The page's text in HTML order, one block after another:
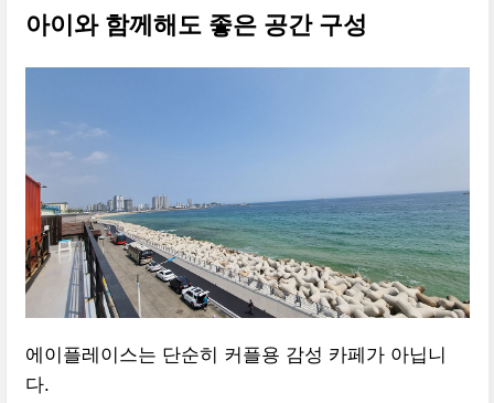
아이와 함께해도 좋은 공간 구성
에이플레이스는 단순히 커플용 감성 카페가 아닙니
다.